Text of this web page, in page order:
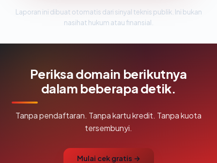
Laporan ini dibuat otomatis dari sinyal teknis publik. Ini bukan
nasihat hukum atau finansial.
Periksa domain berikutnya
dalam beberapa detik.
Tanpa pendaftaran. Tanpa kartu kredit. Tanpa kuota
tersembunyi.
Mulai cek gratis →